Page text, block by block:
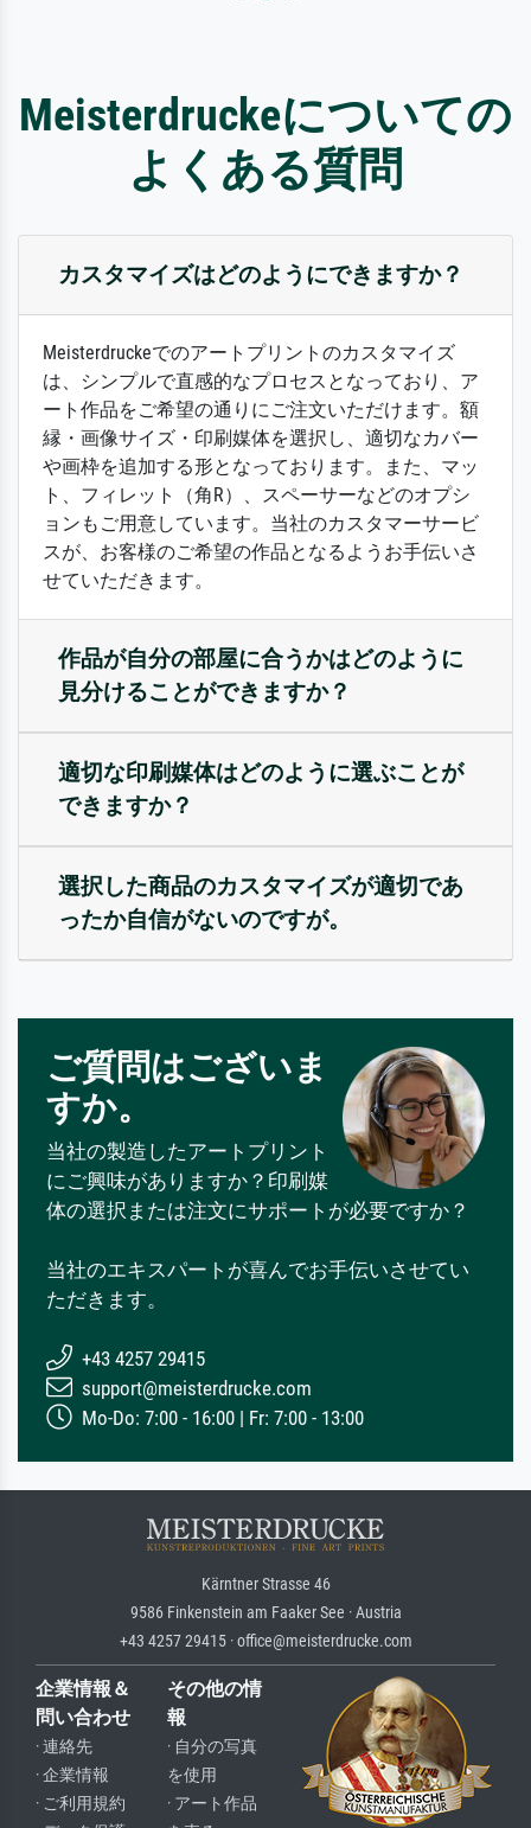
Meisterdruckeについての
よくある質問
カスタマイズはどのようにできますか？
Meisterdruckeでのアートプリントのカスタマイズ
は、シンプルで直感的なプロセスとなっており、ア
ート作品をご希望の通りにご注文いただけます。額
縁・画像サイズ・印刷媒体を選択し、適切なカバー
や画枠を追加する形となっております。また、マッ
ト、フィレット（角R）、スペーサーなどのオプシ
ョンもご用意しています。当社のカスタマーサービ
スが、お客様のご希望の作品となるようお手伝いさ
せていただきます。
作品が自分の部屋に合うかはどのように
見分けることができますか？
適切な印刷媒体はどのように選ぶことが
できますか？
選択した商品のカスタマイズが適切であ
ったか自信がないのですが。
ご質問はございま
すか。
当社の製造したアートプリント
にご興味がありますか？印刷媒
体の選択または注文にサポートが必要ですか？
当社のエキスパートが喜んでお手伝いさせてい
ただきます。
+43 4257 29415
support@meisterdrucke.com
Mo-Do: 7:00 - 16:00 | Fr: 7:00 - 13:00
Kärntner Strasse 46
9586 Finkenstein am Faaker See · Austria
+43 4257 29415 · office@meisterdrucke.com
企業情報＆
問い合わせ
· 連絡先
· 企業情報
· ご利用規約
その他の情
報
· 自分の写真
を使用
· アート作品